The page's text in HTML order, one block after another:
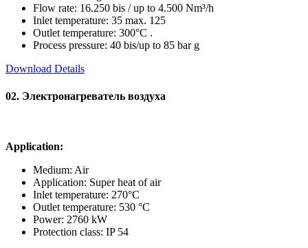
Flow rate: 16.250 bis / up to 4.500 Nm³/h
Inlet temperature: 35 max. 125
Outlet temperature: 300°C .
Process pressure: 40 bis/up to 85 bar g
Download Details
02. Электронагреватель воздуха
Application:
Medium: Air
Application: Super heat of air
Inlet temperature: 270°C
Outlet temperature: 530 °C
Power: 2760 kW
Protection class: IP 54